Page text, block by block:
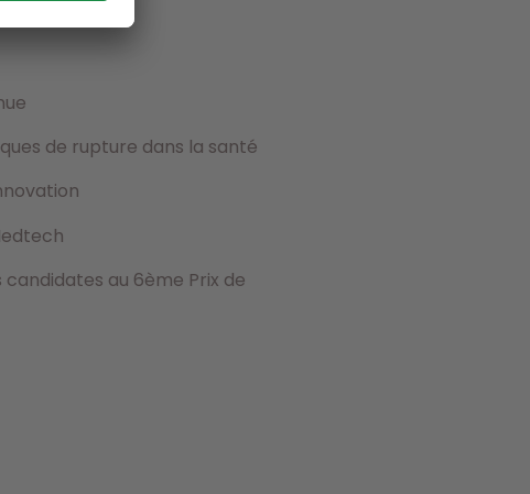
de rupture dans la santé
au 6ème Prix de